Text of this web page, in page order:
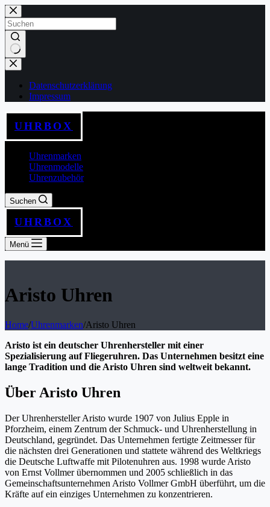
Zum
Inhalt
springen
Keine
Ergebnisse
Datenschutzerklärung
Impressum
UHRBOX
Uhrenmarken
Uhrenmodelle
Uhrenzubehör
Suchen
UHRBOX
Menü
Aristo Uhren
Home/Uhrenmarken/Aristo Uhren
Aristo ist ein deutscher Uhrenhersteller mit einer
Spezialisierung auf Fliegeruhren. Das Unternehmen besitzt eine
lange Tradition und die Aristo Uhren sind weltweit bekannt.
Über Aristo Uhren
Der Uhrenhersteller Aristo wurde 1907 von Julius Epple in
Pforzheim, einem Zentrum der Schmuck- und Uhrenherstellung in
Deutschland, gegründet. Das Unternehmen fertigte Zeitmesser für
die nächsten drei Generationen und stattete während des Weltkriegs
die Deutsche Luftwaffe mit Pilotenuhren aus. 1998 wurde Aristo
von Ernst Vollmer übernommen und 2005 schließlich in das
Gemeinschaftsunternehmen Aristo Vollmer GmbH überführt, um die
Kräfte auf ein einziges Unternehmen zu konzentrieren.